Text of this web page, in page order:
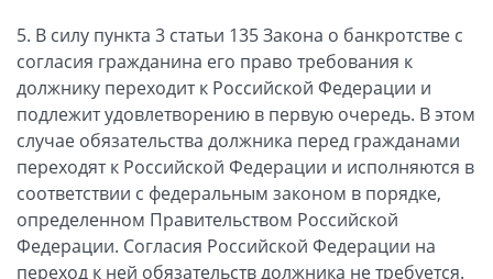
5. В силу пункта 3 статьи 135 Закона о банкротстве с
согласия гражданина его право требования к
должнику переходит к Российской Федерации и
подлежит удовлетворению в первую очередь. В этом
случае обязательства должника перед гражданами
переходят к Российской Федерации и исполняются в
соответствии с федеральным законом в порядке,
определенном Правительством Российской
Федерации. Согласия Российской Федерации на
переход к ней обязательств должника не требуется.